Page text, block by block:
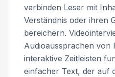
verbinden Leser mit
Verständnis oder ihren
bereichern.
Audioaussprachen von
interaktive Zeitleisten
einfacher Text, der auf